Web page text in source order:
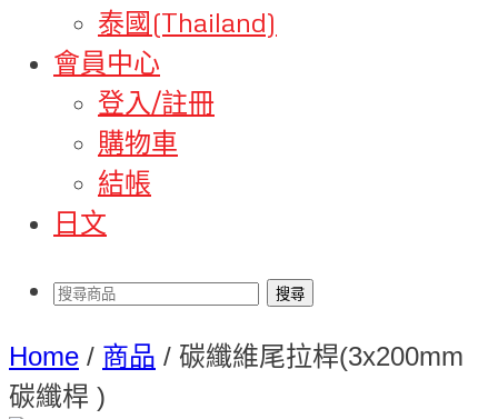
泰國(Thailand)
會員中心
登入/註冊
購物車
結帳
日文
Home / 商品 / 碳纖維尾拉桿(3x200mm
碳纖桿 )